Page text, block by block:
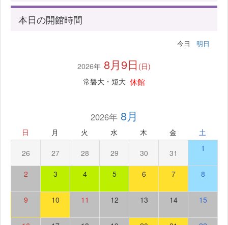
本日の開館時間
今日 明日
2026年 8月9日 (日)
常磐大・短大 休館
2026年8月
日 月 火 水 木 金 土
26 27 28 29 30 31 1
2 3 4 5 6 7 8
9 10 11 12 13 14 15